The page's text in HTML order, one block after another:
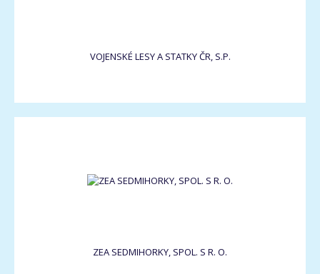
VOJENSKÉ LESY A STATKY ČR, S.P.
ZEA SEDMIHORKY, SPOL. S R. O.